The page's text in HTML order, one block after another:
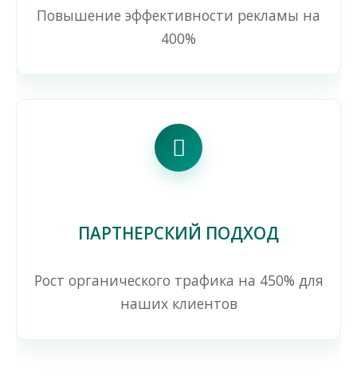
Повышение эффективности рекламы на
400%
ПАРТНЕРСКИЙ ПОДХОД
Рост органического трафика на 450% для
наших клиентов